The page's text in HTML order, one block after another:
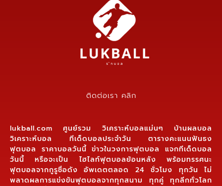
ติดต่อเรา คลิก
lukball.com ศูนย์รวม วิเคราะห์บอลแม่นๆ บ้านผลบอล
วิเคราะห์บอล ทีเด็ดบอลประจำวัน ตารางคะแนนฟันธง
ฟุตบอล ราคาบอลวันนี้ ข่าวในวงการฟุตบอล แจกทีเด็ดบอล
วันนี้ หรือจะเป็น ไฮไลท์ฟุตบอลย้อนหลัง พร้อมทรรศนะ
ฟุตบอลจากกูรูชื่อดัง อัพเดตตลอด 24 ชั่วโมง ทุกวัน ไม่
พลาดผลการแข่งขันฟุตบอลจากทุกสนาม ทุกคู่ ทุกลีกทั่วโลก